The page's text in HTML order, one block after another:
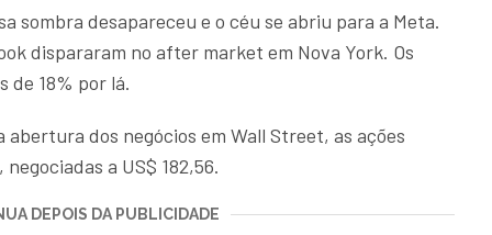
sombra desapareceu e o céu se abriu para a Meta.
dispararam no after market em Nova York. Os
de 18% por lá.
dos negócios em Wall Street, as ações
a US$ 182,56.
DEPOIS DA PUBLICIDADE